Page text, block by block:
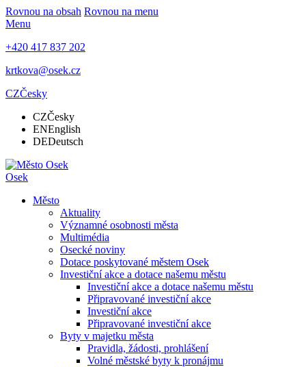
Rovnou na obsah Rovnou na menu
Menu
+420 417 837 202
krtkova@osek.cz
CZČesky
CZČesky
ENEnglish
DEDeutsch
Osek
Město
Aktuality
Významné osobnosti města
Multimédia
Osecké noviny
Dotace poskytované městem Osek
Investiční akce a dotace našemu městu
Investiční akce a dotace našemu městu
Připravované investiční akce
Investiční akce
Připravované investiční akce
Byty v majetku města
Pravidla, žádosti, prohlášení
Volné městské byty k pronájmu